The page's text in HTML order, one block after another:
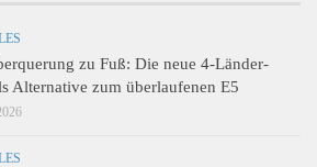
zu Fuß: Die neue 4-Länder-
Alternative zum überlaufenen E5